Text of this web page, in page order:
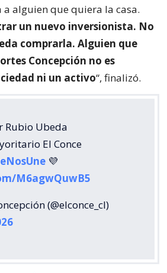
alguien que quiera la casa.
un nuevo inversionista. No
comprarla. Alguien que
Concepción no es
ni un activo“, finalizó.
Rubio Ubeda
El Conce
💜
M6agwQuwB5
(@elconce_cl)